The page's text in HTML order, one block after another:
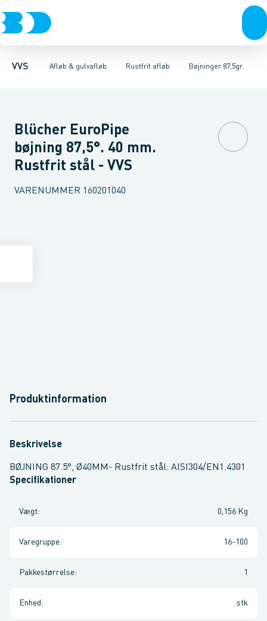
VVS Afløb & gulvafløb
Rør & fittings Pressfittings & rørKuglehaner & ventilerAfløb
Rustfrit afløb
Gulvafløb rustfriGulvafløb plastBaderumsrenderVandlåse &
Bøjninger 87,5gr.
RørBøjninger 87,5gr.Bøjninger 68gr.Bøjninger 45gr. Bøjninger
Blücher EuroPipe
bøjning 87,5°. 40 mm.
Rustfrit stål - VVS
VARENUMMER 160201040
Produktinformation
Beskrivelse
BØJNING 87.5°, Ø40MM- Rustfrit stål: AISI304/EN1.4301
Specifikationer
Vægt: 0,156 Kg
Varegruppe: 16-100
Pakkestørrelse: 1
Enhed : stk